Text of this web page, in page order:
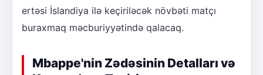
ertəsi İslandiya ilə keçiriləcək növbəti matçı
buraxmaq məcburiyyətində qalacaq.
Mbappe'nin Zədəsinin Detalları və